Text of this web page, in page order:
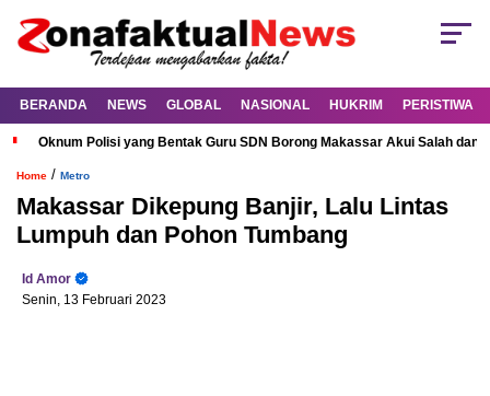
BERANDA NEWS GLOBAL NASIONAL HUKRIM PERISTIWA
Oknum Polisi yang Bentak Guru SDN Borong Makassar Akui Salah dan
Home / Metro
Makassar Dikepung Banjir, Lalu Lintas
Lumpuh dan Pohon Tumbang
Id Amor
Senin, 13 Februari 2023